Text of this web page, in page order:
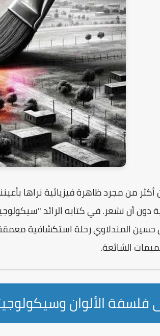
أكثر من مجرد ظاهرة فيزيائية نراها
دون أن نشعر. في كتابه الرائد
حسين المندلاويرحلة استكشافية معمقة
الشائعة.
الألوان